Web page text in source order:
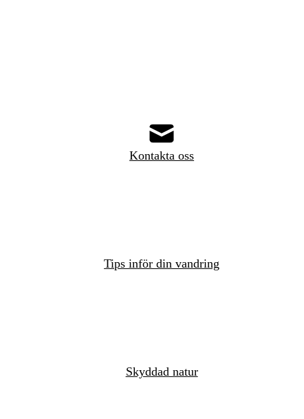
Kontakta oss
Tips inför din vandring
Skyddad natur